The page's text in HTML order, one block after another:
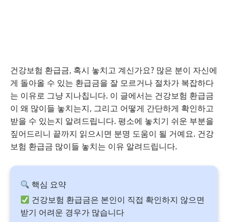
건강보험 환급금, 혹시 놓치고 계신가요? 많은 분이 자신에
게 돌아올 수 있는 환급금을 잘 모르거나 절차가 복잡하다
는 이유로 그냥 지나칩니다. 이 글에서는 건강보험 환급금
이 왜 많이들 놓치는지, 그리고 어떻게 간단하게 확인하고
받을 수 있는지 알려드립니다. 평소에 놓치기 쉬운 부분을
짚어드리니 끝까지 읽으시면 분명 도움이 될 거예요. 건강
보험 환급금 많이들 놓치는 이유 알려드립니다.
핵심 요약
건강보험 환급금은 본인이 직접 확인하지 않으면
받기 어려운 경우가 많습니다